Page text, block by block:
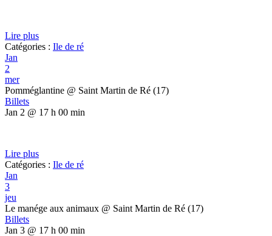
Lire plus
Catégories : Ile de ré
Jan
2
mer
Pomméglantine @ Saint Martin de Ré (17)
Billets
Jan 2 @ 17 h 00 min
Lire plus
Catégories : Ile de ré
Jan
3
jeu
Le manége aux animaux @ Saint Martin de Ré (17)
Billets
Jan 3 @ 17 h 00 min